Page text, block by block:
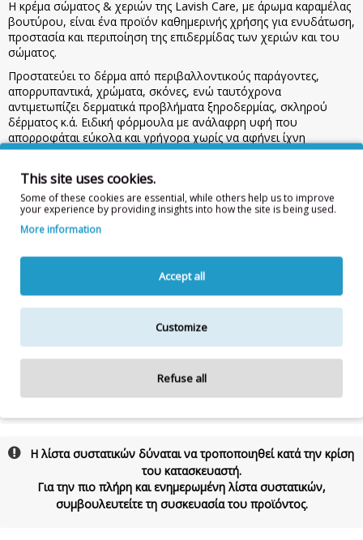
Η κρέμα σώματος & χεριών της Lavish Care, με άρωμα καραμέλας
βουτύρου, είναι ένα προϊόν καθημερινής χρήσης για ενυδάτωση,
προστασία και περιποίηση της επιδερμίδας των χεριών και του
σώματος.
Προστατεύει το δέρμα από περιβαλλοντικούς παράγοντες,
απορρυπαντικά, χρώματα, σκόνες, ενώ ταυτόχρονα
αντιμετωπίζει δερματικά προβλήματα ξηροδερμίας, σκληρού
δέρματος κ.ά. Ειδική φόρμουλα με ανάλαφρη υφή που
απορροφάται εύκολα και γρήγορα χωρίς να αφήνει ίχνη
λιπαρότητας.
Χρήση: Μετά από πλύσιμο, άπλωσε ομοιόμορφα με ελαφρύ
μασάζ. Προσφέρει άμεση αίσθηση προστασίας και ενυδάτωσης
που διαρκεί για περίπου 6 ώρες. Προσοχή: Κρατήστε το προϊόν
μακριά από παιδιά. Σε περίπτωση επαφής με τα μάτια, ξεπλύνετε
με άφθονο νερό. Για εξωτερική χρήση.
Συστατικά/Ingredients:
ALCOHOL, GLYCERYL STEARATE, PEG–100 STEARATE, ETHYLHEXYL PALMITATE,
HYDROGENATED ETHYLHEXYL OLIVATE, PARAFFINUM LIQUIDUM, DIMETHICONE,
PARFUM, ALOE BARBADENSIS LEAF JUICE POWDER, PANTHENOL, PEG-7 GLYCERYL
COCOATE, CETYL ALCOHOL, ETHYLHEXYL METHOXYCINNAMATE, HYDROGENATED
ETHYLHEXYL SALICYLATE, BUTYL METHOXYDIBENZOYLMETHANE,
POLYPHOSPHORYLC HOLINE GLYCOL ACRYLATE, BHT, VANILLIN, SODIUM SULFATE,
Η λίστα συστατικών δύναται να τροποποιηθεί κατά την κρίση
του κατασκευαστή.
Για την πιο πλήρη και ενημερωμένη λίστα συστατικών,
συμβουλευτείτε τη συσκευασία του προϊόντος.
This site uses cookies.
Some of these cookies are essential, while others help us to improve
your experience by providing insights into how the site is being used.
More information
Accept all
Customize
Refuse all